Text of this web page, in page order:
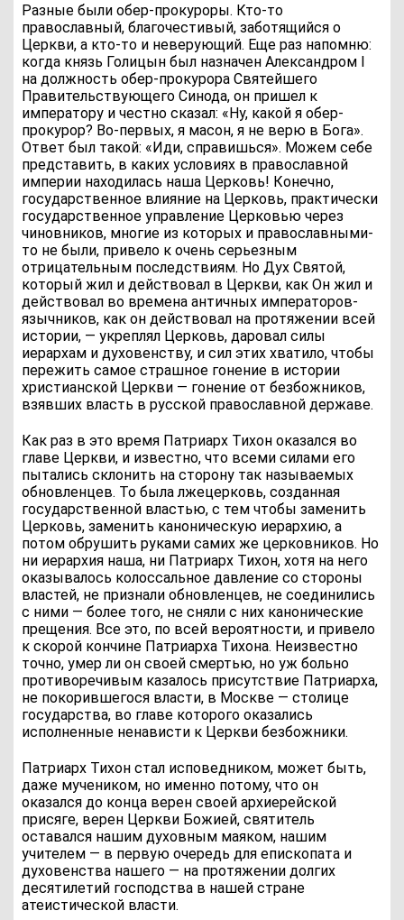
Разные были обер-прокуроры. Кто-то
православный, благочестивый, заботящийся о
Церкви, а кто-то и неверующий. Еще раз напомню:
когда князь Голицын был назначен Александром I
на должность обер-прокурора Святейшего
Правительствующего Синода, он пришел к
императору и честно сказал: «Ну, какой я обер-
прокурор? Во-первых, я масон, я не верю в Бога».
Ответ был такой: «Иди, справишься». Можем себе
представить, в каких условиях в православной
империи находилась наша Церковь! Конечно,
государственное влияние на Церковь, практически
государственное управление Церковью через
чиновников, многие из которых и православными-
то не были, привело к очень серьезным
отрицательным последствиям. Но Дух Святой,
который жил и действовал в Церкви, как Он жил и
действовал во времена античных императоров-
язычников, как он действовал на протяжении всей
истории, — укреплял Церковь, даровал силы
иерархам и духовенству, и сил этих хватило, чтобы
пережить самое страшное гонение в истории
христианской Церкви — гонение от безбожников,
взявших власть в русской православной державе.
Как раз в это время Патриарх Тихон оказался во
главе Церкви, и известно, что всеми силами его
пытались склонить на сторону так называемых
обновленцев. То была лжецерковь, созданная
государственной властью, с тем чтобы заменить
Церковь, заменить каноническую иерархию, а
потом обрушить руками самих же церковников. Но
ни иерархия наша, ни Патриарх Тихон, хотя на него
оказывалось колоссальное давление со стороны
властей, не признали обновленцев, не соединились
с ними — более того, не сняли с них канонические
прещения. Все это, по всей вероятности, и привело
к скорой кончине Патриарха Тихона. Неизвестно
точно, умер ли он своей смертью, но уж больно
противоречивым казалось присутствие Патриарха,
не покорившегося власти, в Москве — столице
государства, во главе которого оказались
исполненные ненависти к Церкви безбожники.
Патриарх Тихон стал исповедником, может быть,
даже мучеником, но именно потому, что он
оказался до конца верен своей архиерейской
присяге, верен Церкви Божией, святитель
оставался нашим духовным маяком, нашим
учителем — в первую очередь для епископата и
духовенства нашего — на протяжении долгих
десятилетий господства в нашей стране
атеистической власти.